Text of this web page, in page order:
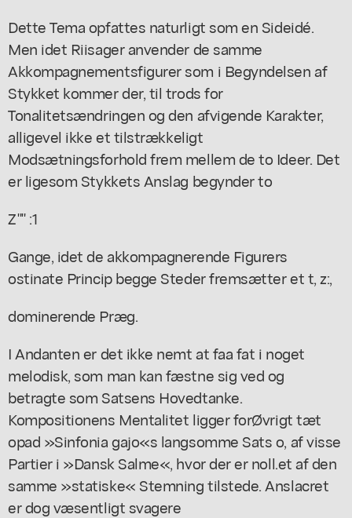
Dette Tema opfattes naturligt som en Sideidé.
Men idet Riisager anvender de samme
Akkompagnementsfigurer som i Begyndelsen af
Stykket kommer der, til trods for
Tonalitetsændringen og den afvigende Karakter,
alligevel ikke et tilstrækkeligt
Modsætningsforhold frem mellem de to Ideer. Det
er ligesom Stykkets Anslag begynder to
Z"" :1
Gange, idet de akkompagnerende Figurers
ostinate Princip begge Steder fremsætter et t, z:,
dominerende Præg.
I Andanten er det ikke nemt at faa fat i noget
melodisk, som man kan fæstne sig ved og
betragte som Satsens Hovedtanke.
Kompositionens Mentalitet ligger forØvrigt tæt
opad »Sinfonia gajo«s langsomme Sats o, af visse
Partier i »Dansk Salme«, hvor der er noll.et af den
samme »statiske« Stemning tilstede. Anslacret
er dog væsentligt svagere